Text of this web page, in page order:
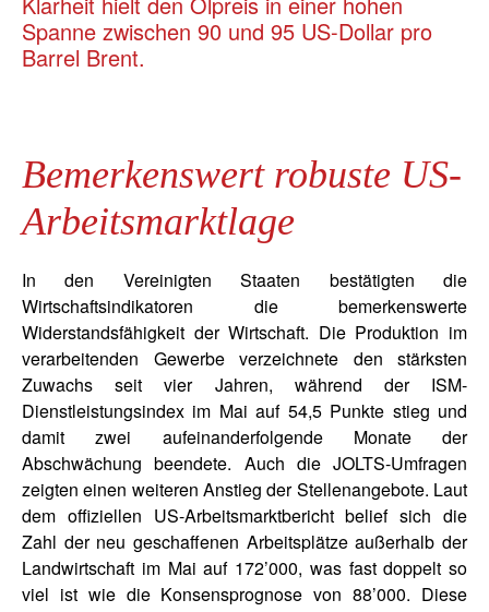
Spanne zwischen 90 und 95 US-Dollar pro
Barrel Brent.
Bemerkenswert robuste US-
Arbeitsmarktlage
In den Vereinigten Staaten bestätigten die
Wirtschaftsindikatoren die bemerkenswerte
Widerstandsfähigkeit der Wirtschaft. Die Produktion im
verarbeitenden Gewerbe verzeichnete den stärksten
Zuwachs seit vier Jahren, während der ISM-
Dienstleistungsindex im Mai auf 54,5 Punkte stieg und
damit zwei aufeinanderfolgende Monate der
Abschwächung beendete. Auch die JOLTS-Umfragen
zeigten einen weiteren Anstieg der Stellenangebote. Laut
dem offiziellen US-Arbeitsmarktbericht belief sich die
Zahl der neu geschaffenen Arbeitsplätze außerhalb der
Landwirtschaft im Mai auf 172’000, was fast doppelt so
viel ist wie die Konsensprognose von 88’000. Diese